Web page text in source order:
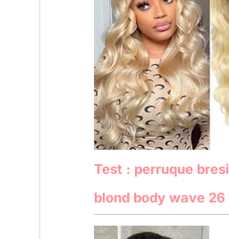
Test : perruque
blond body wave 26